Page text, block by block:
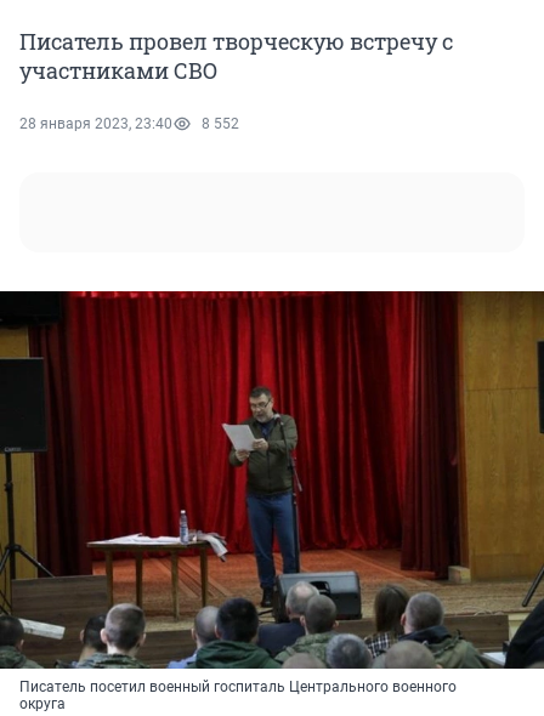
Писатель провел творческую встречу с
участниками СВО
28 января 2023, 23:40 8 552
Писатель посетил военный госпиталь Центрального военного
округа